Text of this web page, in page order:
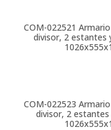
COM-022521
divisor, 2 estantes
COM-022523
divisor, 2